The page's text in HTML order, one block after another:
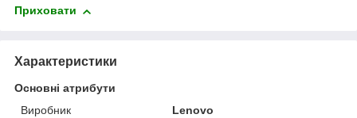
Приховати
Характеристики
Основні атрибути
Виробник
Lenovo